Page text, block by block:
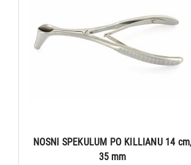
NOSNI SPEKULUM PO KILLIANU 14 cm,
35 mm